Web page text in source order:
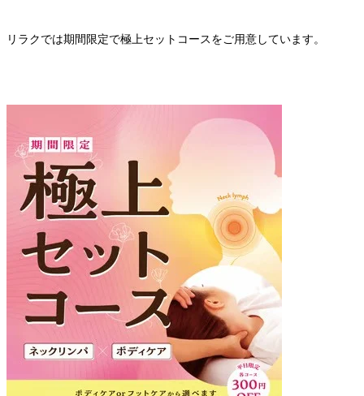
リラクでは期間限定で極上セットコースをご用意しています。